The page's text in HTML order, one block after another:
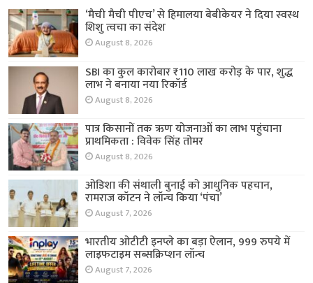
‘मैची मैची पीएच’ से हिमालया बेबीकेयर ने दिया स्वस्थ
शिशु त्वचा का संदेश
August 8, 2026
SBI का कुल कारोबार ₹110 लाख करोड़ के पार, शुद्ध
लाभ ने बनाया नया रिकॉर्ड
August 8, 2026
पात्र किसानों तक ऋण योजनाओं का लाभ पहुंचाना
प्राथमिकता : विवेक सिंह तोमर
August 8, 2026
ओडिशा की संथाली बुनाई को आधुनिक पहचान,
रामराज कॉटन ने लॉन्च किया ‘पंचा’
August 7, 2026
भारतीय ओटीटी इनप्ले का बड़ा ऐलान, 999 रुपये में
लाइफटाइम सब्सक्रिप्शन लॉन्च
August 7, 2026